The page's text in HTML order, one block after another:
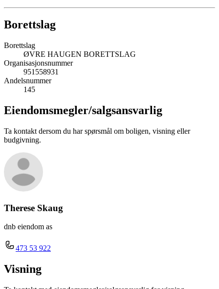
Borettslag
Borettslag
ØVRE HAUGEN BORETTSLAG
Organisasjonsnummer
951558931
Andelsnummer
145
Eiendomsmegler/salgsansvarlig
Ta kontakt dersom du har spørsmål om boligen, visning eller
budgivning.
Therese Skaug
dnb eiendom as
473 53 922
Visning